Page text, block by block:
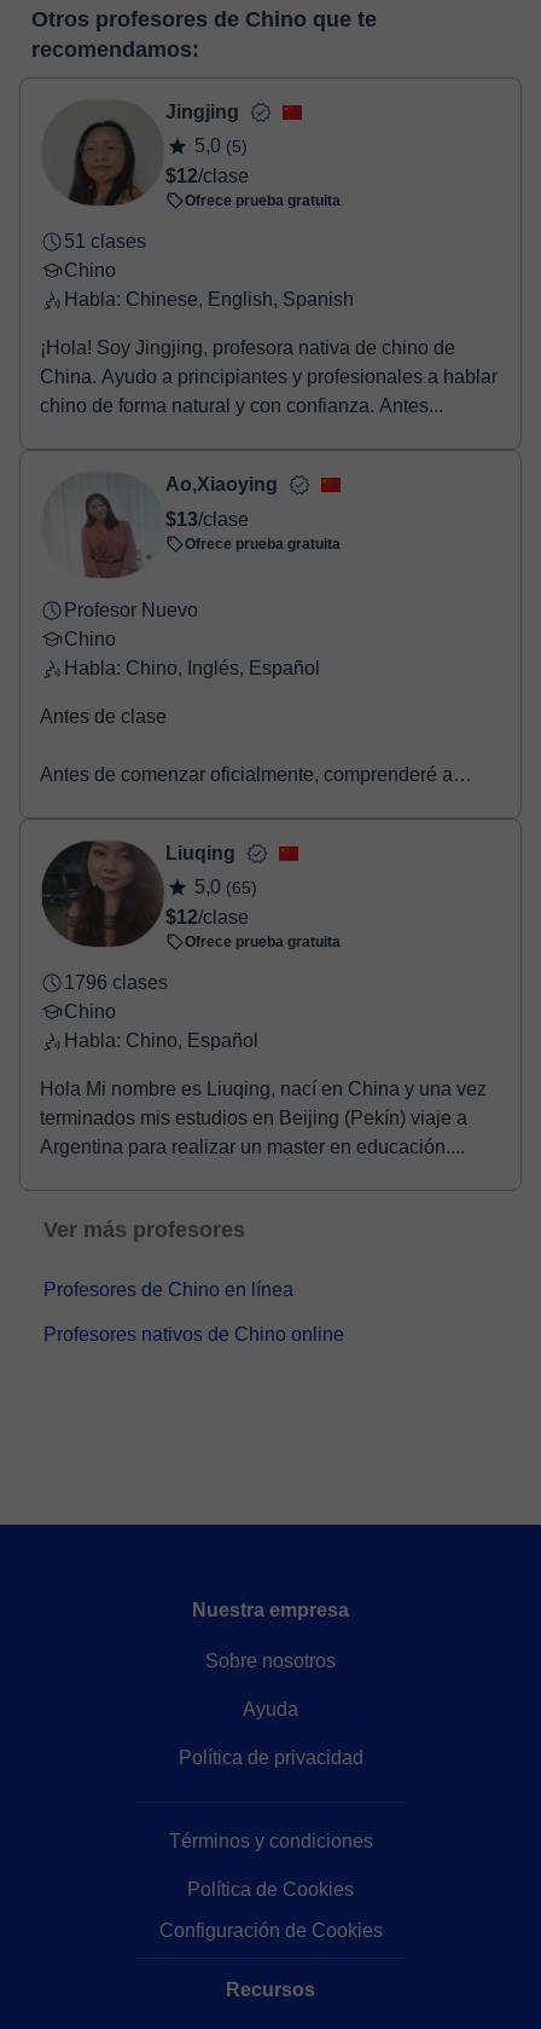
pizarra virtual o el editor de textos a tiempo real. En el siguiente
enlace puedes ver una demo del aula y conocerla:
virtual
horas, podrás realizar el pago mediante nuestro TPV virtual.
Tienes dos opciones para efectuar el pago:
- Tarjeta de crédito.
Una vez realices el pago de la clase, recibirás un email de
confirmación de la reserva.
Otros profesores de Chino que te
recomendamos:
Jingjing
5,0 (5)
$12/clase
Ofrece prueba gratuita
51 clases
Chino
Habla: Chinese, English, Spanish
¡Hola! Soy Jingjing, profesora nativa de chino de
China. Ayudo a principiantes y profesionales a hablar
chino de forma natural y con confianza. Antes...
Ao,Xiaoying
$13/clase
Ofrece prueba gratuita
Profesor Nuevo
Chino
Habla: Chino, Inglés, Español
Antes de clase
Antes de comenzar oficialmente, comprenderé a
Liuqing
5,0 (65)
$12/clase
Ofrece prueba gratuita
1796 clases
Chino
Habla: Chino, Español
Hola Mi nombre es Liuqing, nací en China y una vez
terminados mis estudios en Beijing (Pekín) viaje a
Argentina para realizar un master en educación....
Ver más profesores
Profesores de Chino en línea
Profesores nativos de Chino online
Nuestra empresa
Sobre nosotros
Ayuda
Política de privacidad
Términos y condiciones
Política de Cookies
Configuración de Cookies
Recursos